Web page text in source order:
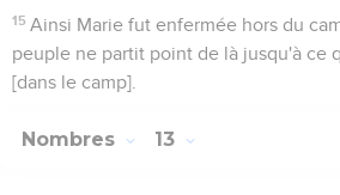
15 Ainsi Marie fut enfermée hors du
peuple ne partit point de là jusqu'à ce
[dans le camp].
Nombres 13